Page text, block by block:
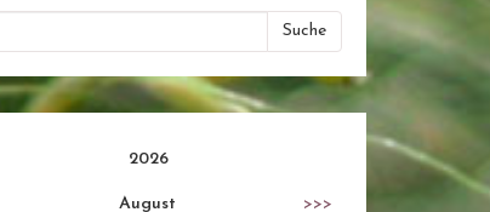
2026
August >>>